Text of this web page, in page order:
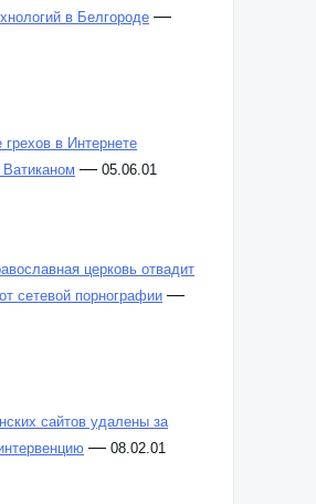
в Белгороде —
в Интернете
— 05.06.01
церковь отвадит
сетевой порнографии —
сайтов удалены за
— 08.02.01